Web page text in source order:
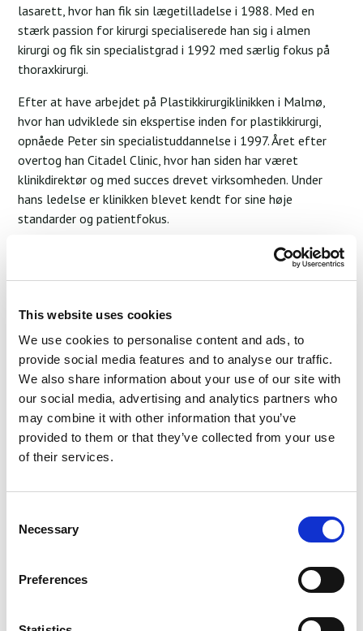
This website uses cookies
We use cookies to personalise content and ads, to
provide social media features and to analyse our traffic.
We also share information about your use of our site with
our social media, advertising and analytics partners who
may combine it with other information that you’ve
provided to them or that they’ve collected from your use
of their services.
Selection
Necessary
Preferences
lasarett, hvor han fik sin lægetilladelse i 1988. Med en
stærk passion for kirurgi specialiserede han sig i almen
kirurgi og fik sin specialistgrad i 1992 med særlig fokus på
thoraxkirurgi.
Efter at have arbejdet på Plastikkirurgiklinikken i Malmø,
hvor han udviklede sin ekspertise inden for plastikkirurgi,
opnåede Peter sin specialistuddannelse i 1997. Året efter
overtog han Citadel Clinic, hvor han siden har været
klinikdirektør og med succes drevet virksomheden. Under
hans ledelse er klinikken blevet kendt for sine høje
standarder og patientfokus.
Peter er aktivt medlem af det svenske selskab for
kontinuerlig udvikling og den højeste kvalitet inden for hans
kirurgisk præcision og patientpleje.
Boka konsultation